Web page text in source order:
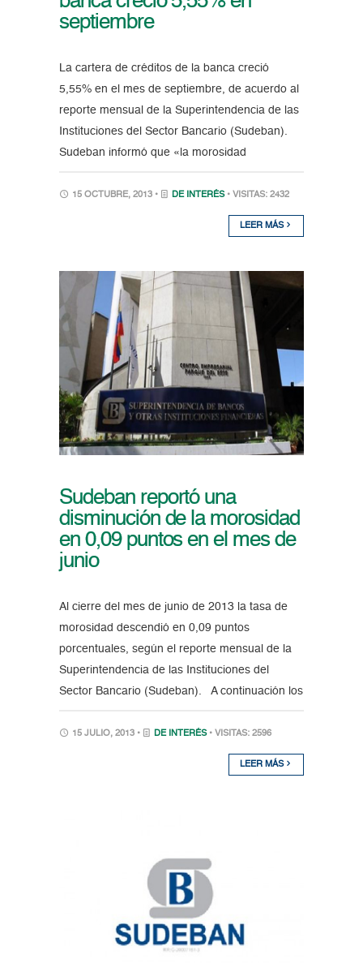
septiembre
La cartera de créditos de la banca creció
5,55% en el mes de septiembre, de acuerdo al
reporte mensual de la Superintendencia de las
Instituciones del Sector Bancario (Sudeban).
Sudeban informó que «la morosidad
15 OCTUBRE, 2013 • DE INTERÉS • VISITAS: 2432
LEER MÁS
Sudeban reportó una
disminución de la morosidad
en 0,09 puntos en el mes de
junio
Al cierre del mes de junio de 2013 la tasa de
morosidad descendió en 0,09 puntos
porcentuales, según el reporte mensual de la
Superintendencia de las Instituciones del
Sector Bancario (Sudeban). A continuación los
15 JULIO, 2013 • DE INTERÉS • VISITAS: 2596
LEER MÁS